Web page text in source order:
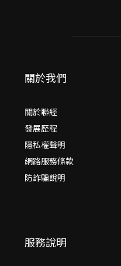
關於我們
關於聯經
發展歷程
隱私權聲明
網路服務條款
防詐騙說明
服務說明